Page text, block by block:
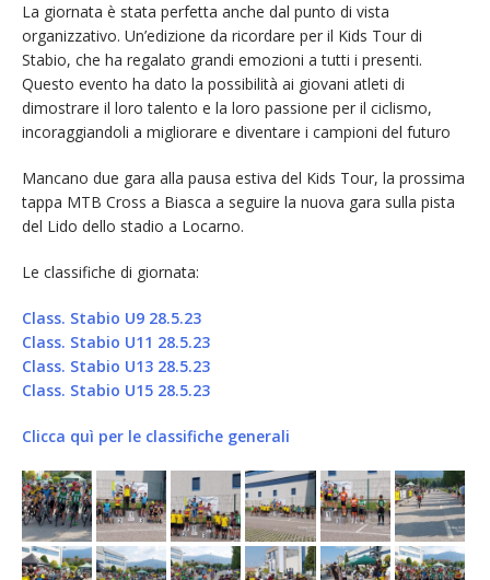
La giornata è stata perfetta anche dal punto di vista
organizzativo. Un’edizione da ricordare per il Kids Tour di
Stabio, che ha regalato grandi emozioni a tutti i presenti.
Questo evento ha dato la possibilità ai giovani atleti di
dimostrare il loro talento e la loro passione per il ciclismo,
incoraggiandoli a migliorare e diventare i campioni del futuro
Mancano due gara alla pausa estiva del Kids Tour, la prossima
tappa MTB Cross a Biasca a seguire la nuova gara sulla pista
del Lido dello stadio a Locarno.
Le classifiche di giornata:
Class. Stabio U9 28.5.23
Class. Stabio U11 28.5.23
Class. Stabio U13 28.5.23
Class. Stabio U15 28.5.23
Clicca quì per le classifiche generali